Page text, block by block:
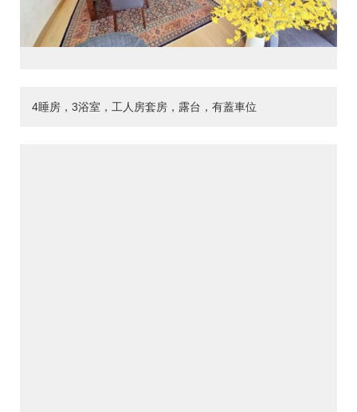
4睡房，3浴室，工人房套房，露台，有蓋車位